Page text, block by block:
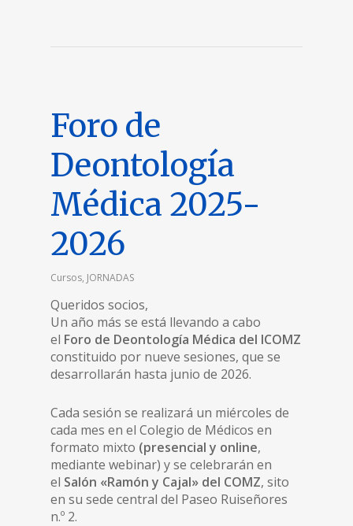
Foro de
Deontología
Médica 2025-
2026
Cursos, JORNADAS
Queridos socios,
Un año más se está llevando a cabo
el Foro de Deontología Médica del ICOMZ
constituido por nueve sesiones, que se
desarrollarán hasta junio de 2026.
Cada sesión se realizará un miércoles de
cada mes en el Colegio de Médicos en
formato mixto (presencial y online,
mediante webinar) y se celebrarán en
el Salón «Ramón y Cajal» del COMZ, sito
en su sede central del Paseo Ruiseñores
n.º 2.